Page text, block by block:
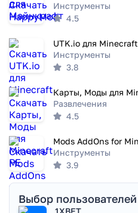
Инструменты
4.5
UTK.io для Minecraft
Инструменты
3.8
Развлечения
4.5
Инструменты
3.9
Выбор пользователей
1XBET